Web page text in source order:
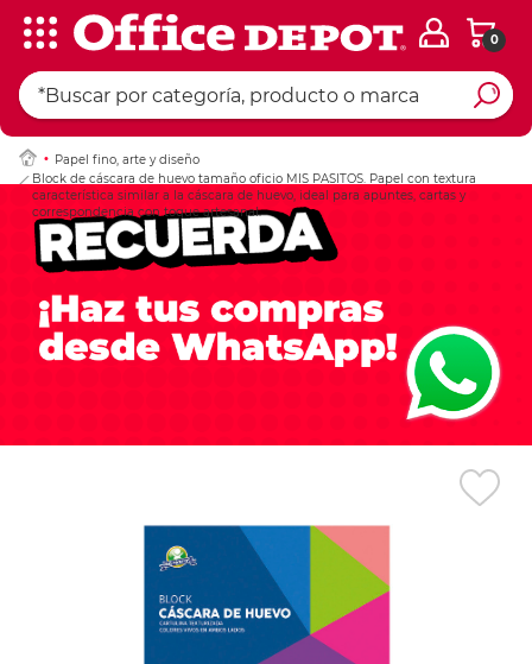
0
Papel fino, arte y diseño
Block de cáscara de huevo tamaño oficio MIS PASITOS. Papel con textura
característica similar a la cáscara de huevo, ideal para apuntes, cartas y
correspondencia con toque artesanal.
Ingresar Codigo